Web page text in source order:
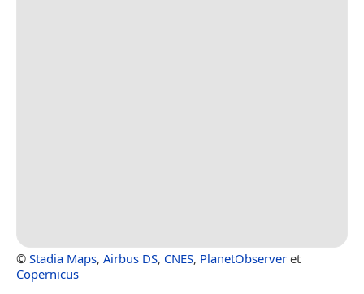
© Stadia Maps, Airbus DS, CNES, PlanetObserver et
Copernicus